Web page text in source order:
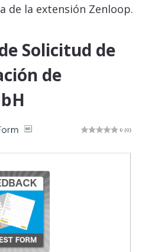
de la extensión Zenloop.
Solicitud de
de